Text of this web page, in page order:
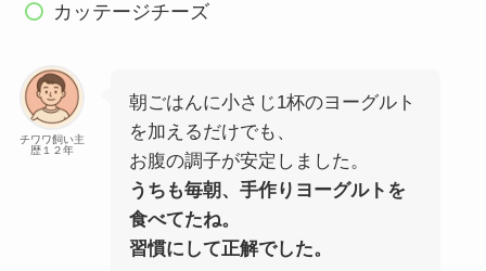
カッテージチーズ
チワワ飼い主
歴１２年
朝ごはんに小さじ1杯のヨーグルト
を加えるだけでも、
お腹の調子が安定しました。
うちも毎朝、手作りヨーグルトを
食べてたね。
習慣にして正解でした。